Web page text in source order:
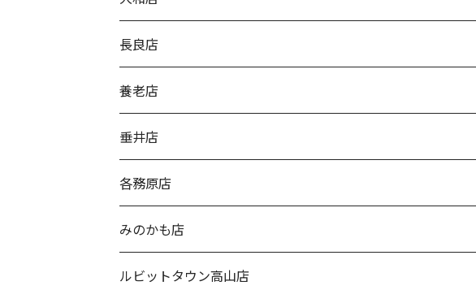
長良店
養老店
垂井店
各務原店
みのかも店
ルビットタウン高山店